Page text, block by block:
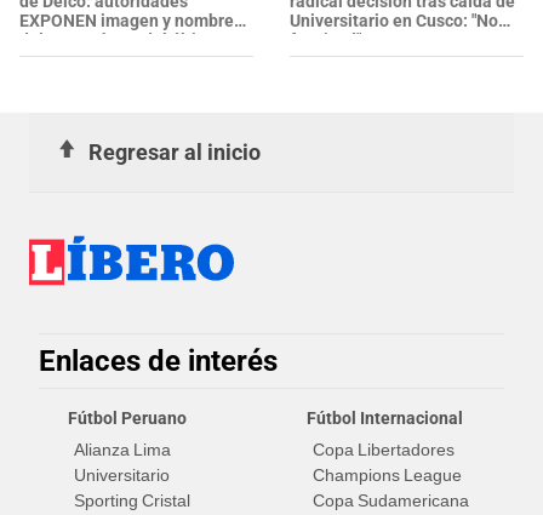
EXPONEN imagen y nombre
del sospechoso del último
TIROTEO; siguen en su
Universitario en Cusco: "No
funcionó"
Regresar al inicio
Enlaces de interés
Fútbol Peruano
Alianza Lima
Universitario
Sporting Cristal
Fútbol Internacional
Copa Libertadores
Champions League
Copa Sudamericana